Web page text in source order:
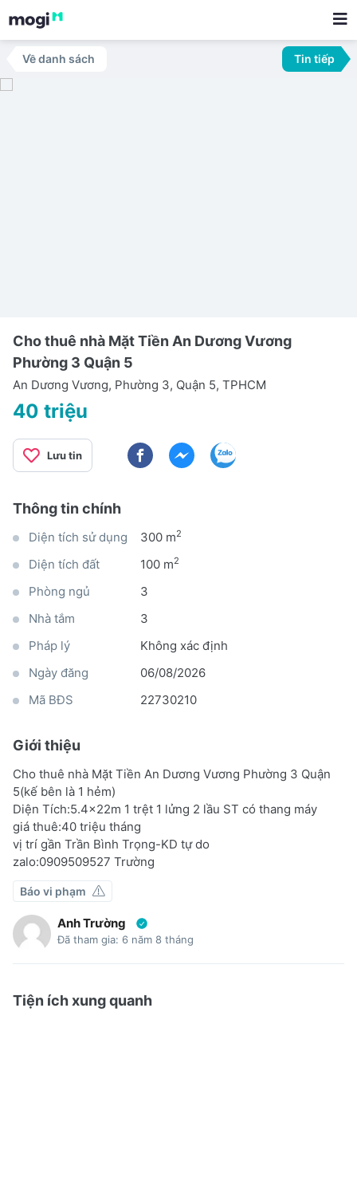
Về danh sách Tin tiếp
Cho thuê nhà Mặt Tiền An Dương Vương
Phường 3 Quận 5
An Dương Vương, Phường 3, Quận 5, TPHCM
40 triệu
Lưu tin
Thông tin chính
Diện tích sử dụng 300 m2
Diện tích đất 100 m2
Phòng ngủ
3
Nhà tắm
3
Pháp lý
Không xác định
Ngày đăng
06/08/2026
Mã BĐS
22730210
Giới thiệu
Cho thuê nhà Mặt Tiền An Dương Vương Phường 3 Quận
5(kế bên là 1 hẻm)
Diện Tích:5.4x22m 1 trệt 1 lửng 2 lầu ST có thang máy
giá thuê:40 triệu tháng
vị trí gần Trần Bình Trọng-KD tự do
zalo:0909509527 Trường
Báo vi phạm
Anh Trường
Đã tham gia: 6 năm 8 tháng
Tiện ích xung quanh